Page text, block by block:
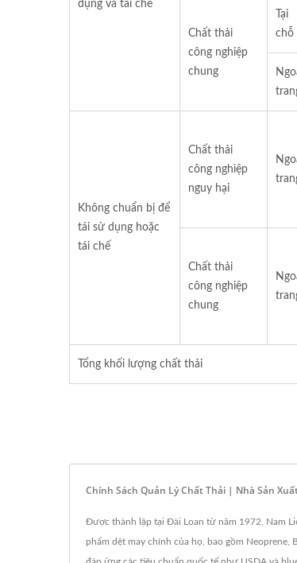
dụng và tái chế
Chất thải
công nghiệp
chung
Tại
chỗ
Không chuẩn bị để
tái sử dụng hoặc
tái chế
Chất thải
công nghiệp
nguy hại
Chất thải
công nghiệp
chung
Tổng khối lượng chất thải
Chính Sách Quản Lý Chất Thải | Nhà Sản
Được thành lập tại Đài Loan từ năm 1972, Nam
phẩm dệt may chính của họ, bao gồm Neoprene,